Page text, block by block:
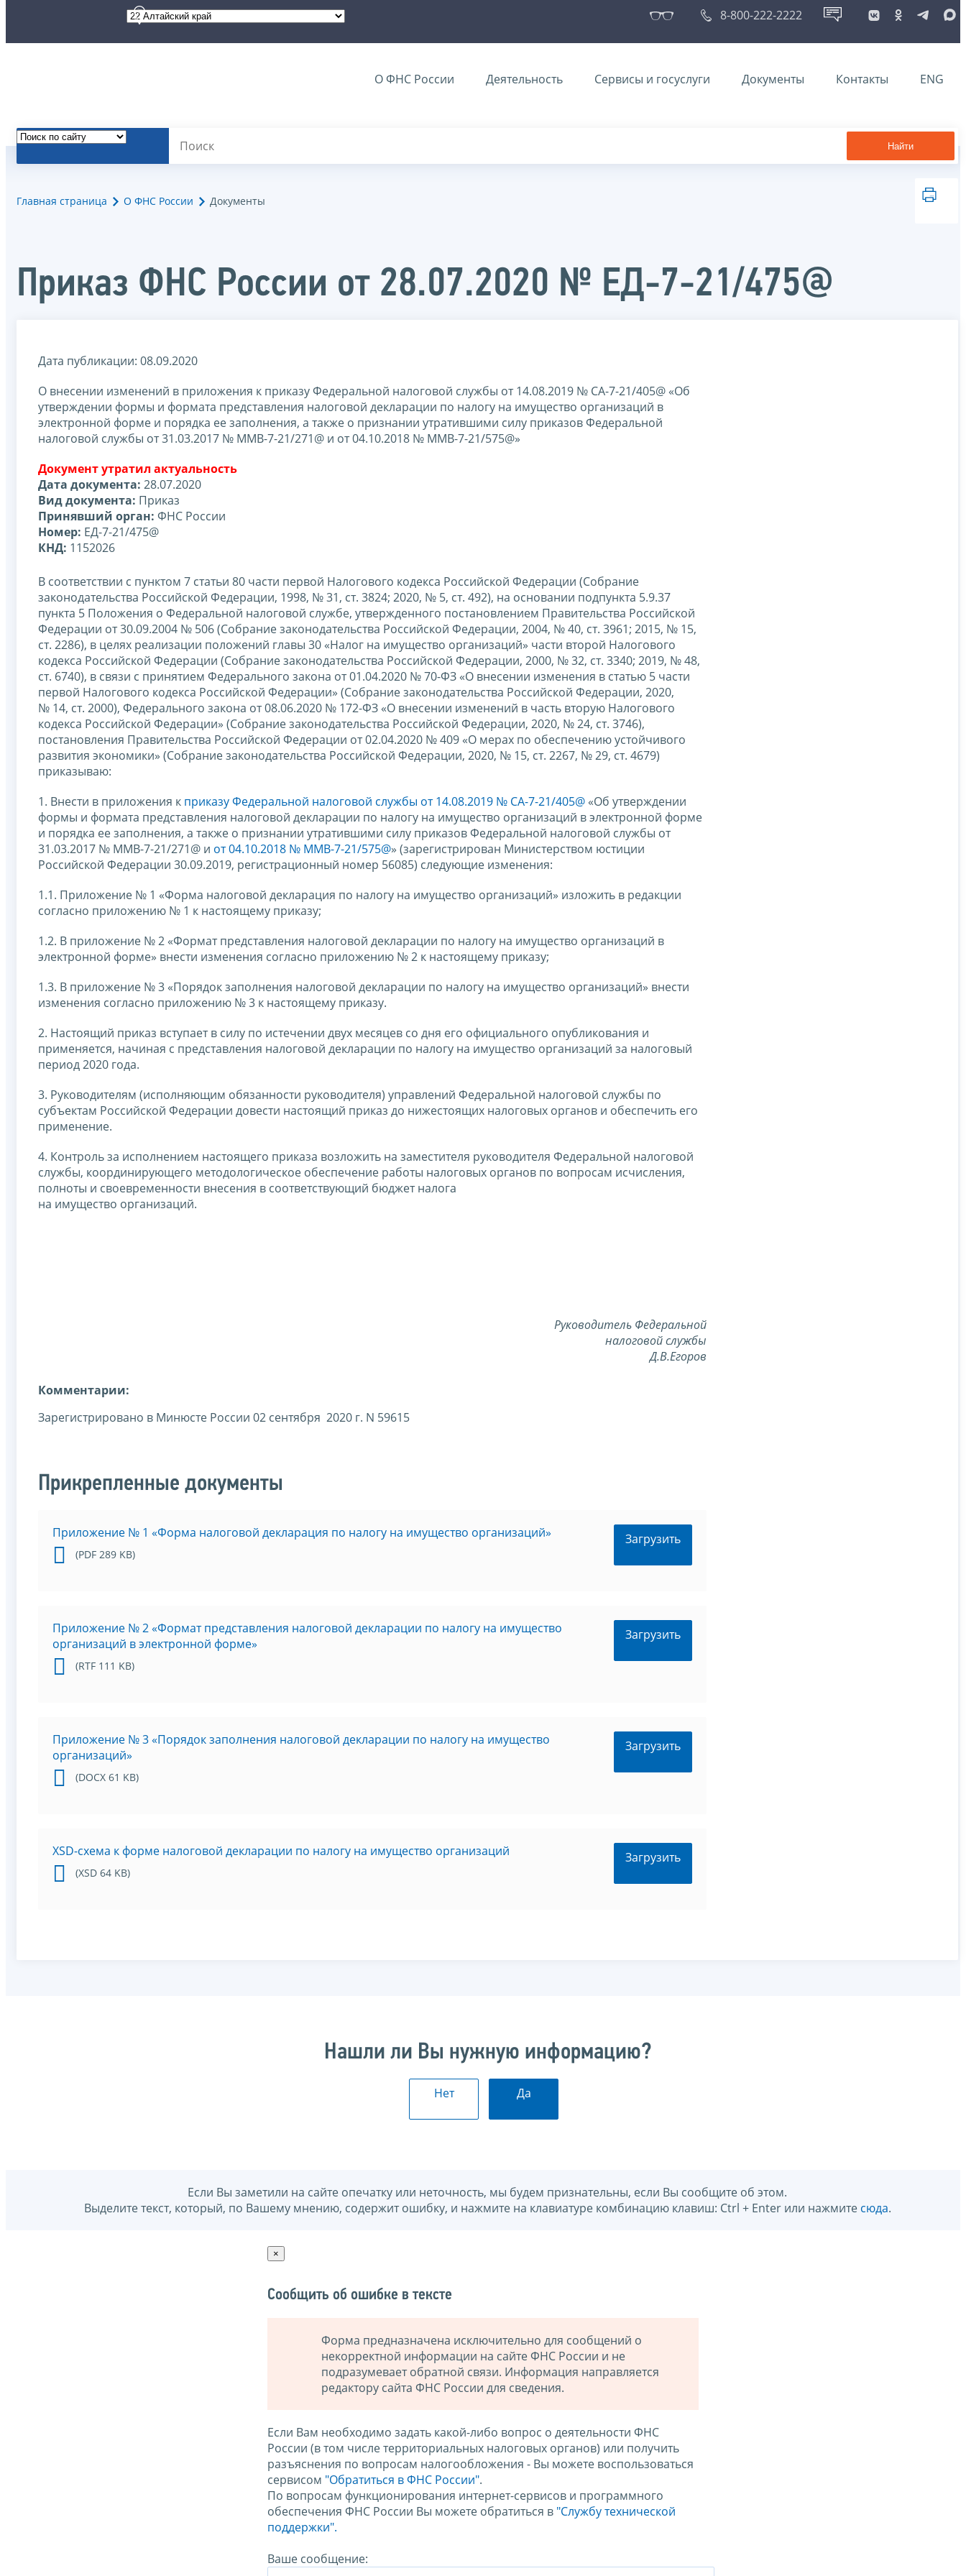
8-800-222-2222
О ФНС России Деятельность Сервисы и госуслуги Документы Контакты ENG
Найти
Главная страница О ФНС России Документы
Приказ ФНС России от 28.07.2020 № ЕД-7-21/475@
Дата публикации: 08.09.2020
О внесении изменений в приложения к приказу Федеральной налоговой службы от 14.08.2019 № СА-7-21/405@ «Об
утверждении формы и формата представления налоговой декларации по налогу на имущество организаций в
электронной форме и порядка ее заполнения, а также о признании утратившими силу приказов Федеральной
налоговой службы от 31.03.2017 № ММВ-7-21/271@ и от 04.10.2018 № ММВ-7-21/575@»
Документ утратил актуальность
Дата документа: 28.07.2020
Вид документа: Приказ
Принявший орган: ФНС России
Номер: ЕД-7-21/475@
КНД: 1152026
В соответствии с пунктом 7 статьи 80 части первой Налогового кодекса Российской Федерации (Собрание
законодательства Российской Федерации, 1998, № 31, ст. 3824; 2020, № 5, ст. 492), на основании подпункта 5.9.37
пункта 5 Положения о Федеральной налоговой службе, утвержденного постановлением Правительства Российской
Федерации от 30.09.2004 № 506 (Собрание законодательства Российской Федерации, 2004, № 40, ст. 3961; 2015, № 15,
ст. 2286), в целях реализации положений главы 30 «Налог на имущество организаций» части второй Налогового
кодекса Российской Федерации (Собрание законодательства Российской Федерации, 2000, № 32, ст. 3340; 2019, № 48,
ст. 6740), в связи с принятием Федерального закона от 01.04.2020 № 70-ФЗ «О внесении изменения в статью 5 части
первой Налогового кодекса Российской Федерации» (Собрание законодательства Российской Федерации, 2020,
№ 14, ст. 2000), Федерального закона от 08.06.2020 № 172-ФЗ «О внесении изменений в часть вторую Налогового
кодекса Российской Федерации» (Собрание законодательства Российской Федерации, 2020, № 24, ст. 3746),
постановления Правительства Российской Федерации от 02.04.2020 № 409 «О мерах по обеспечению устойчивого
развития экономики» (Собрание законодательства Российской Федерации, 2020, № 15, ст. 2267, № 29, ст. 4679)
приказываю:
1. Внести в приложения к приказу Федеральной налоговой службы от 14.08.2019 № СА-7-21/405@ «Об утверждении
формы и формата представления налоговой декларации по налогу на имущество организаций в электронной форме
и порядка ее заполнения, а также о признании утратившими силу приказов Федеральной налоговой службы от
31.03.2017 № ММВ-7-21/271@ и от 04.10.2018 № ММВ-7-21/575@» (зарегистрирован Министерством юстиции
Российской Федерации 30.09.2019, регистрационный номер 56085) следующие изменения:
1.1. Приложение № 1 «Форма налоговой декларация по налогу на имущество организаций» изложить в редакции
согласно приложению № 1 к настоящему приказу;
1.2. В приложение № 2 «Формат представления налоговой декларации по налогу на имущество организаций в
электронной форме» внести изменения согласно приложению № 2 к настоящему приказу;
1.3. В приложение № 3 «Порядок заполнения налоговой декларации по налогу на имущество организаций» внести
изменения согласно приложению № 3 к настоящему приказу.
2. Настоящий приказ вступает в силу по истечении двух месяцев со дня его официального опубликования и
применяется, начиная с представления налоговой декларации по налогу на имущество организаций за налоговый
период 2020 года.
3. Руководителям (исполняющим обязанности руководителя) управлений Федеральной налоговой службы по
субъектам Российской Федерации довести настоящий приказ до нижестоящих налоговых органов и обеспечить его
применение.
4. Контроль за исполнением настоящего приказа возложить на заместителя руководителя Федеральной налоговой
службы, координирующего методологическое обеспечение работы налоговых органов по вопросам исчисления,
полноты и своевременности внесения в соответствующий бюджет налога
на имущество организаций.
Руководитель Федеральной
налоговой службы
Д.В.Егоров
Комментарии:
Зарегистрировано в Минюсте России 02 сентября 2020 г. N 59615
Прикрепленные документы
Приложение № 1 «Форма налоговой декларация по налогу на имущество организаций»
(PDF 289 KB)
Загрузить
Приложение № 2 «Формат представления налоговой декларации по налогу на имущество
организаций в электронной форме»
(RTF 111 KB)
Загрузить
Приложение № 3 «Порядок заполнения налоговой декларации по налогу на имущество
организаций»
(DOCX 61 KB)
Загрузить
XSD-схема к форме налоговой декларации по налогу на имущество организаций
(XSD 64 KB)
Загрузить
Нашли ли Вы нужную информацию?
Нет Да
Если Вы заметили на сайте опечатку или неточность, мы будем признательны, если Вы сообщите об этом.
Выделите текст, который, по Вашему мнению, содержит ошибку, и нажмите на клавиатуре комбинацию клавиш: Ctrl + Enter или нажмите сюда.
×
Сообщить об ошибке в тексте
Форма предназначена исключительно для сообщений о
некорректной информации на сайте ФНС России и не
подразумевает обратной связи. Информация направляется
редактору сайта ФНС России для сведения.
Если Вам необходимо задать какой-либо вопрос о деятельности ФНС
России (в том числе территориальных налоговых органов) или получить
разъяснения по вопросам налогообложения - Вы можете воспользоваться
сервисом "Обратиться в ФНС России".
По вопросам функционирования интернет-сервисов и программного
обеспечения ФНС России Вы можете обратиться в "Службу технической
поддержки".
Ваше сообщение: